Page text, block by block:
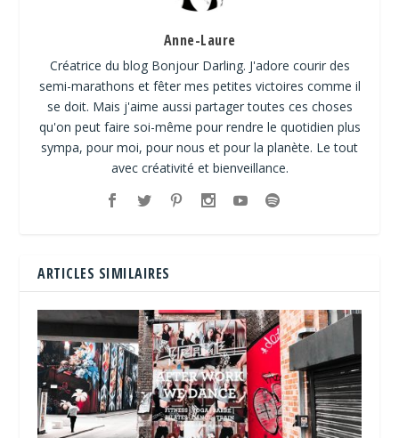
Anne-Laure
Créatrice du blog Bonjour Darling. J'adore courir des
semi-marathons et fêter mes petites victoires comme il
se doit. Mais j'aime aussi partager toutes ces choses
qu'on peut faire soi-même pour rendre le quotidien plus
sympa, pour moi, pour nous et pour la planète. Le tout
avec créativité et bienveillance.
ARTICLES SIMILAIRES